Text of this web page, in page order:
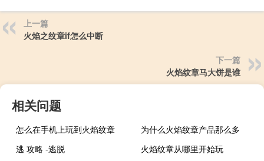
上一篇
火焰之纹章if怎么中断
下一篇
火焰纹章马大饼是谁
相关问题
怎么在手机上玩到火焰纹章
为什么火焰纹章产品那么多
逃 攻略 -逃脱
火焰纹章从哪里开始玩